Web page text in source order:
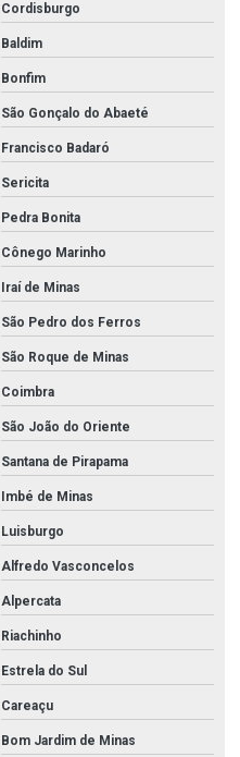
Cordisburgo
Baldim
Bonfim
São Gonçalo do Abaeté
Francisco Badaró
Sericita
Pedra Bonita
Cônego Marinho
Iraí de Minas
São Pedro dos Ferros
São Roque de Minas
Coimbra
São João do Oriente
Santana de Pirapama
Imbé de Minas
Luisburgo
Alfredo Vasconcelos
Alpercata
Riachinho
Estrela do Sul
Careaçu
Bom Jardim de Minas